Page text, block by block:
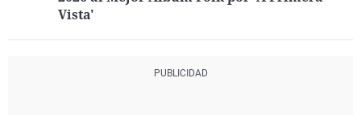
Vista'